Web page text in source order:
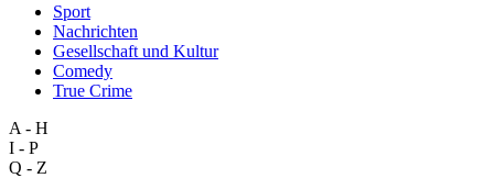
Sport
Nachrichten
Gesellschaft und Kultur
Comedy
True Crime
A - H
I - P
Q - Z